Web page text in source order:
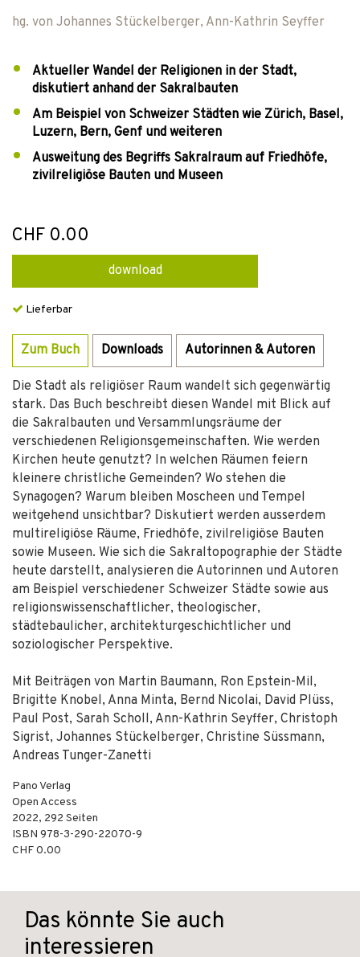
hg. von Johannes Stückelberger, Ann-Kathrin Seyffer
Aktueller Wandel der Religionen in der Stadt,
diskutiert anhand der Sakralbauten
Am Beispiel von Schweizer Städten wie Zürich, Basel,
Luzern, Bern, Genf und weiteren
Ausweitung des Begriffs Sakralraum auf Friedhöfe,
zivilreligiöse Bauten und Museen
CHF 0.00
download
Lieferbar
Zum Buch Downloads Autorinnen & Autoren
Die Stadt als religiöser Raum wandelt sich gegenwärtig
stark. Das Buch beschreibt diesen Wandel mit Blick auf
die Sakralbauten und Versammlungsräume der
verschiedenen Religionsgemeinschaften. Wie werden
Kirchen heute genutzt? In welchen Räumen feiern
kleinere christliche Gemeinden? Wo stehen die
Synagogen? Warum bleiben Moscheen und Tempel
weitgehend unsichtbar? Diskutiert werden ausserdem
multireligiöse Räume, Friedhöfe, zivilreligiöse Bauten
sowie Museen. Wie sich die Sakraltopographie der Städte
heute darstellt, analysieren die Autorinnen und Autoren
am Beispiel verschiedener Schweizer Städte sowie aus
religionswissenschaftlicher, theologischer,
städtebaulicher, architekturgeschichtlicher und
soziologischer Perspektive.
Mit Beiträgen von Martin Baumann, Ron Epstein-Mil,
Brigitte Knobel, Anna Minta, Bernd Nicolai, David Plüss,
Paul Post, Sarah Scholl, Ann-Kathrin Seyffer, Christoph
Sigrist, Johannes Stückelberger, Christine Süssmann,
Andreas Tunger-Zanetti
Pano Verlag
Open Access
2022, 292 Seiten
ISBN 978-3-290-22070-9
CHF 0.00
Das könnte Sie auch
interessieren